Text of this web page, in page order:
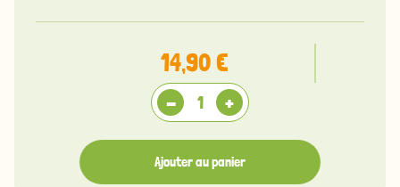
14,90 €
- +
Ajouter au panier